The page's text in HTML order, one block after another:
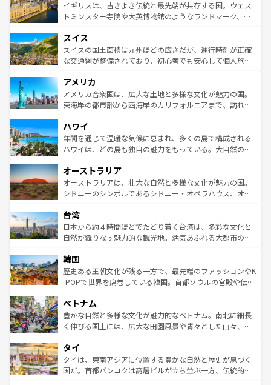
香り高いラベンダー畑など、多彩な楽しみ方が可能だ。さ
らに、パリ以外の地域にも魅力が溢れており、どの街角に
れる地方に足を運ぶとそれぞれで全く異なる文化を体験で
きるだろう。 なお、新着のフランス情報はコンテンツ一覧
を参照してほしい。
ルリンの文化的活気、バイエルン州のアルプスの絶景、そ
してライン川沿いのワイン畑といった風景は必見。ビール
は、お酒好きな人にはぜひ体験してほしい。 なお、新着の
ドイツ情報はコンテンツ一覧を参照してほしい。
イギリスは、古きよき伝統と最先端が共存する国。ウェス
トミンスター寺院や大英博物館のようなランドマーク、歴
リアごとに異なる魅力がある。また、優雅なアフタヌーン
ティー、ビール好きにはたまらない英国パブ、サッカー観
戦など、本場だからこそできる体験も豊富。イギリスを旅
ンツ一覧を参照してほしい。
スイス
スイスの国土面積は九州ほどの広さだが、運行時刻が正確
な交通網が整備されており、初心者でも安心して個人旅行
の建物がそのまま残る町や、スイスならではのユニークな
博物館もあり、アルプス観光だけでなく町歩きも満喫する
ことができる。国民の所得が高いため物価も高いが、旅行
ば市内交通費無料で観光を楽しむこともできる。 なお、新
着のスイス情報はコンテンツ一覧 を参照してほしい。
アメリカ
アメリカ合衆国は、広大な土地と多様な文化が魅力の国。
東海岸の都市部から西海岸のカリフォルニアまで、訪れる
のような巨大都市は、観光、ショッピング、エンターテイ
ンメントが詰まった刺激的なスポットだ。一方、アメリカ
西部には大自然が広がり、グランドキャニオンやイエロー
部のニューオーリンズでは、音楽と美食が融合した独特の
文化が魅力。旅行者はアメリカの各地域で異なる魅力を楽
しみながら、その多様性と豊かな歴史を感じることができ
ならではの贅沢な旅のスタイルだ。 なお、新着のアメリカ
情報はコンテンツ一覧を参照してほしい。
ハワイ
年間を通じて温暖な気候に恵まれ、多くの島で構成される
ハワイは、どの島も独自の魅力をもっている。大自然の神
ワイ島は見逃せない。また、定番の観光地といえばオアフ
島だが、静かな自然を求めるならマウイ島やカウアイ島が
おすすめ。エメラルドグリーンに輝く海をはじめ、豊かな
れるおもてなしの心で訪れる人々を迎えてくれるハワイの
人々、おいしいローカルフードやハワイアンミュージッ
ク、伝統的なフラダンスなど、すべてがハワイの魅力を彩
ワイを、存分に味わってほしい。 なお、新着のハワイ情報
はコンテンツ一覧を参照してほしい。
オーストラリア
オーストラリアは、壮大な自然と多様な文化が魅力の国。
シドニーのシンボルであるシドニー・オペラハウス、オー
リアリーフや大陸中央部にそびえるウルル（エアーズロッ
ク）、タスマニアの美しい原生林やケアンズの熱帯雨林な
ど、見どころがたくさん。また、カフェやワイン、オージ
いる。アクティビティも充実しており、サーフィンやダイ
ビング、ハイキングなど、アウトドア好きにはたまらな
い。オーストラリアの多彩な魅力を存分に味わいつくそ
参照してほしい。
台湾
日本から約４時間ほどでたどり着く台湾は、多彩な文化と
自然が織りなす魅力的な観光地。活気あふれる大都市の台
ン）、静ひつな山岳地帯である台湾東部など、都市の喧騒
と山間の静けさが共存しており、訪れる人に新しい発見と
驚きをもたらしてくれる。また、奥深い台湾の食文化も魅
容にもいいと評判のスイーツなど、バラエティ豊かな料理
が味わえる。 なお、新着の台湾情報は コンテンツ一覧を参
照してほしい。
韓国
歴史ある王朝文化が残る一方で、最先端のファッションやK
-POPで世界を席巻している韓国。首都ソウルの宮殿や伝統
き、地方に足を延ばせば四季折々の自然美を楽しむことが
できる。そして、キムチや焼肉、絶品のストリートフード
まで、さまざまな韓国料理が待っている。夜には、韓国な
リティに包まれながら、韓国の多彩な魅力を心ゆくまで味
わってみてほしい。 なお、新着の韓国情報はコンテンツ一
覧を参照してほしい。
ベトナム
豊かな自然と多様な文化が魅力的なベトナム。南北に細長
く伸びる国土には、広大な田園風景や青々とした山々、世
急速な発展と共に伝統が息づく。ハノイの古い町並みやホ
ーチミン市のフランス統治時代の建物も、独特の雰囲気を
醸し出している。また、バラエティの豊かさとおいしさで
タイ
タイは、東南アジアに位置する豊かな自然と歴史が息づく
国だ。首都バンコクは高層ビルが立ち並ぶ一方、伝統的な